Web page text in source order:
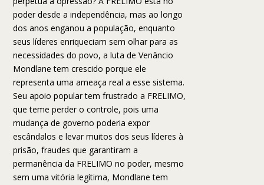
poder desde a independência, mas ao longo
dos anos enganou a população, enquanto
seus líderes enriqueciam sem olhar para as
necessidades do povo, a luta de Venâncio
Mondlane tem crescido porque ele
representa uma ameaça real a esse sistema.
Seu apoio popular tem frustrado a FRELIMO,
que teme perder o controle, pois uma
mudança de governo poderia expor
escândalos e levar muitos dos seus líderes à
prisão, fraudes que garantiram a
permanência da FRELIMO no poder, mesmo
sem uma vitória legítima, Mondlane tem